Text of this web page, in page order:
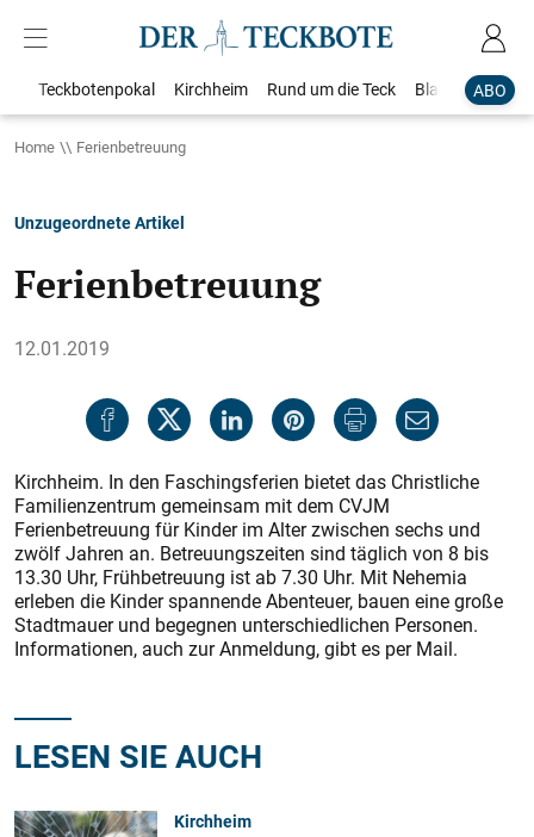
ABO
Teckbotenpokal Kirchheim Rund um die Teck Blaulicht
Home Ferienbetreuung
Unzugeordnete Artikel
Ferienbetreuung
12.01.2019
Kirchheim. In den Faschingsferien bietet das Christliche
Familienzentrum gemeinsam mit dem CVJM
Ferienbetreuung für Kinder im Alter zwischen sechs und
zwölf Jahren an. Betreuungszeiten sind täglich von 8 bis
13.30 Uhr, Frühbetreuung ist ab 7.30 Uhr. Mit Nehemia
erleben die Kinder spannende Abenteuer, bauen eine große
Stadtmauer und begegnen unterschiedlichen Personen.
Informationen, auch zur Anmeldung, gibt es per Mail.
LESEN SIE AUCH
Kirchheim